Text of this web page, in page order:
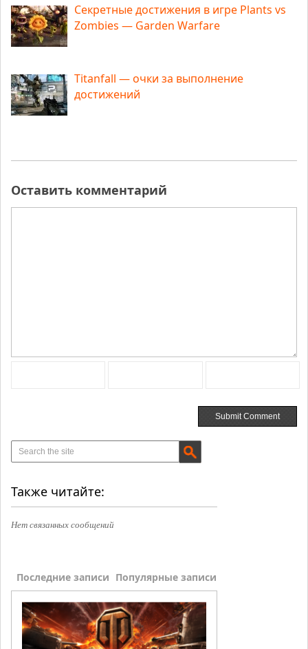
Секретные достижения в игре Plants vs
Zombies — Garden Warfare
Titanfall — очки за выполнение
достижений
Оставить комментарий
Также читайте:
Нет связанных сообщений
Последние записи Популярные записи